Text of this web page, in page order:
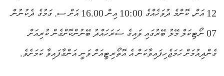
12 އަށް، ކޮންމެ ދުވަހެއްގެ 10:00 އިން 16.00 އަށް ސ. ގަމުގެ ދެކުނުން
07 ނޯޓިކަލް މޭލު ބޭރުގައި ވައިގެ ސަރަހައްދު ބޭނުންކޮށްގެން ކުރިއަށް
ގެންދިއުމަށް ހަމަޖެހިފައިވާކަން އެ އޮތޯރިޓީއަށް ވަނީ އަންގާފައިވާ ކަމަށެވެ.